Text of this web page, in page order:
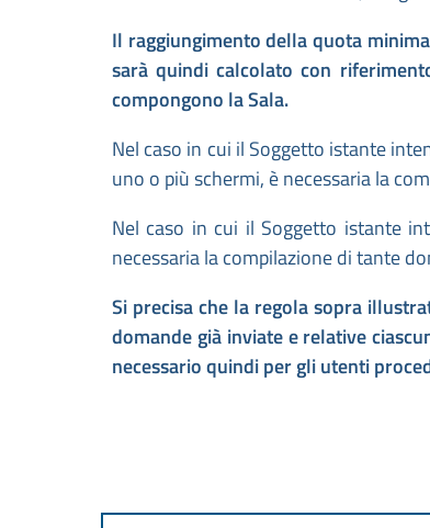
Il raggiungimento della quota
sarà quindi calcolato con
compongono la Sala.
Nel caso in cui il Soggetto istante
uno o più schermi, è necessaria la
Nel caso in cui il Soggetto istante
necessaria la compilazione di tante
Si precisa che la regola sopra
domande già inviate e relative
necessario quindi per gli utenti